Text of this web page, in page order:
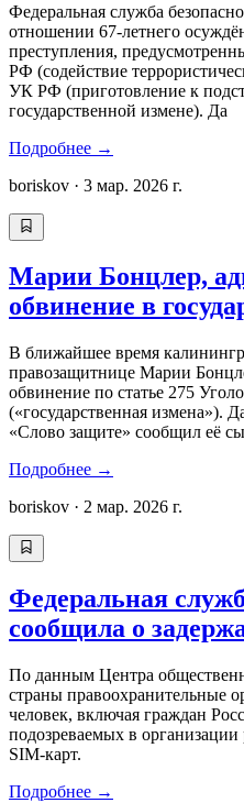
Федеральная служба
отношении 67-летнего
преступления,
РФ (содействие
УК РФ (приготовление к
государственной измене). Да
Подробнее →
boriskov · 3 мар. 2026 г.
Марии Бонцлер,
обвинение в
В ближайшее время
правозащитнице Марии
обвинение по статье 275
(«государственная
«Слово защите» сообщил её
Подробнее →
boriskov · 2 мар. 2026 г.
Федеральная
сообщила о
По данным Центра
страны правоохранительные
человек, включая граждан
подозреваемых в
SIM-карт.
Подробнее →